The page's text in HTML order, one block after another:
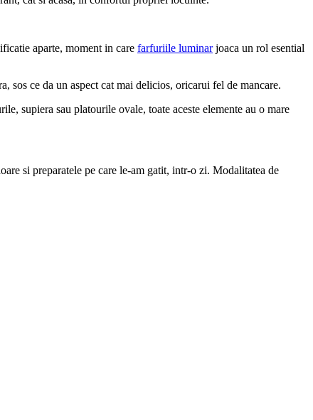
aparte, moment in care farfuriile luminarjoaca un rol esential
sos ce da un aspect cat mai delicios, oricarui fel de mancare.
supiera sau platourile ovale, toate aceste elemente au o mare
si preparatele pe care le-am gatit, intr-o zi. Modalitatea de